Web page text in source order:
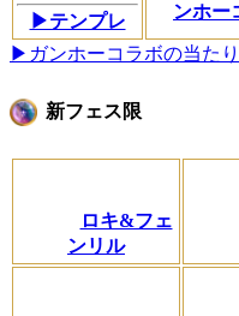
▶テンプレ
ンホー
▶ガンホーコラボの当た
新フェス限
ロキ&フェ
ンリル